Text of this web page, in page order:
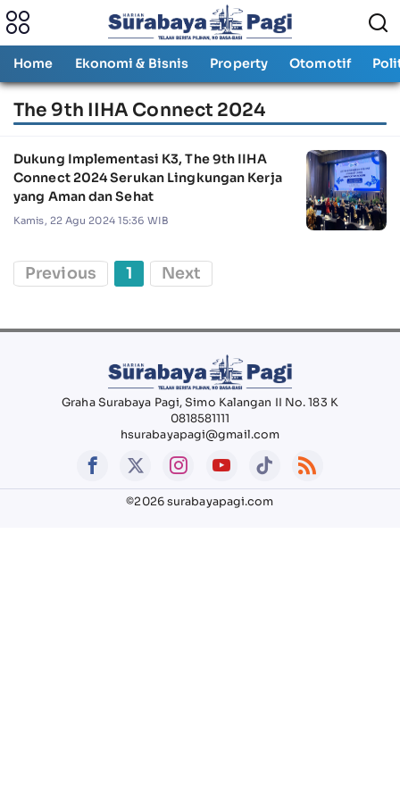
Home Ekonomi & Bisnis Property Otomotif
The 9th IIHA Connect 2024
Dukung Implementasi K3, The 9th IIHA
Connect 2024 Serukan Lingkungan Kerja
yang Aman dan Sehat
Kamis, 22 Agu 2024 15:36 WIB
Previous 1 Next
Graha Surabaya Pagi, Simo Kalangan II No. 183 K
0818581111
hsurabayapagi@gmail.com
©2026 surabayapagi.com